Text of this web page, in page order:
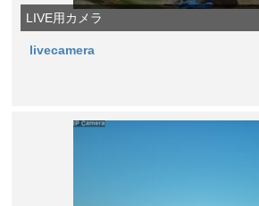
LIVE用カメラ
livecamera